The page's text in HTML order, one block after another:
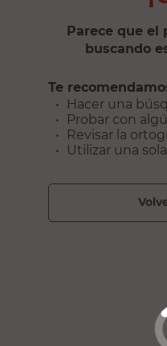
Parece que el
buscando
Te
Hacer una
Probar con
Revisar la
Utilizar una